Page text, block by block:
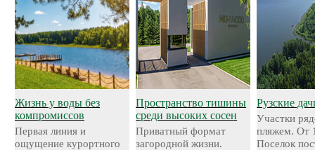
Жизнь у воды без
компромиссов
Первая линия и
ощущение курортного
Пространство тишины
среди высоких сосен
Приватный формат
загородной жизни.
Рузские
Участки
пляжем. От
Поселок